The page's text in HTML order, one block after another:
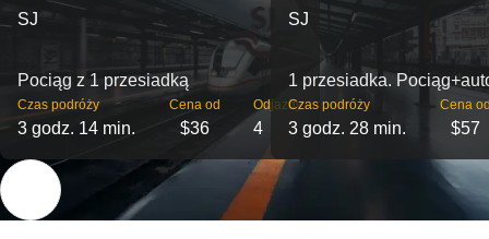
SJ
Pociąg z 1 przesiadką
Czas podróży
3 godz. 14 min.
Cena od
$36
Odjazdy
4
SJ
1 przesiadka.
Czas podróży
3 godz. 28 min.
Cena
$57